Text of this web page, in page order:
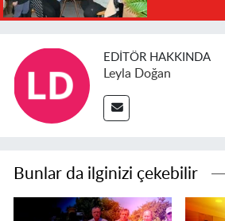
EDITÖR HAKKINDA
Leyla Doğan
Bunlar da ilginizi çekebilir